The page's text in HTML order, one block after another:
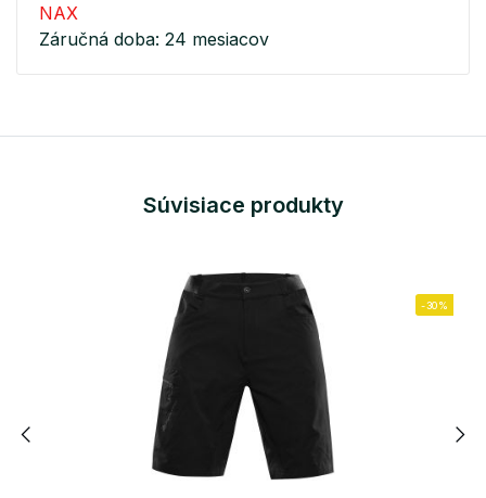
NAX
Záručná doba: 24 mesiacov
Súvisiace produkty
-30%